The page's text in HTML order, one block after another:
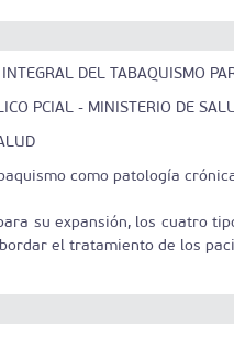
DEL TABAQUISMO
PCIAL - MINISTERIO DE
como patología
su expansión, los cuatro
el tratamiento de los